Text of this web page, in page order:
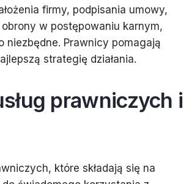
firmy, podpisania umowy,
w postępowaniu karnym,
niezbędne. Prawnicy pomagają
strategię działania.
prawniczych i
które składają się na